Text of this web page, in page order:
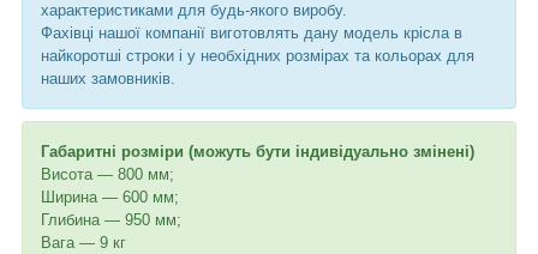
характеристиками для будь-якого виробу.
Фахівці нашої компанії виготовлять дану модель крісла в
найкоротші строки і у необхідних розмірах та кольорах для
наших замовників.
Габаритні розміри (можуть бути індивідуально змінені)
Висота — 800 мм;
Ширина — 600 мм;
Глибина — 950 мм;
Вага — 9 кг